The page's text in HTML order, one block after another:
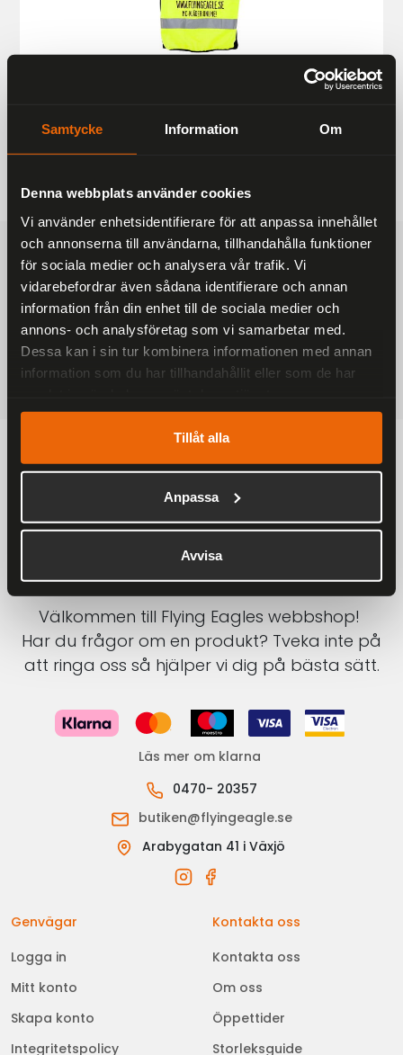
Samtycke Information Om
Denna webbplats använder cookies
Vi använder enhetsidentifierare för att anpassa innehållet
och annonserna till användarna, tillhandahålla funktioner
för sociala medier och analysera vår trafik. Vi
vidarebefordrar även sådana identifierare och annan
information från din enhet till de sociala medier och
annons- och analysföretag som vi samarbetar med.
Dessa kan i sin tur kombinera informationen med annan
information som du har tillhandahållit eller som de har
Tillåt alla
Anpassa
Avvisa
187 kr
249 kr
FRAKTFRITT
På alla ordrar över 2000 kr
1-3 DAGAR LEVERANS
Inom Sverige med DHL
SÄKRA BETALNINGAR
Betalkort, Klarna eller Swish
Välkommen till Flying Eagles webbshop!
Har du frågor om en produkt? Tveka inte på
att ringa oss så hjälper vi dig på bästa sätt.
Läs mer om klarna
0470- 20357
butiken@flyingeagle.se
Arabygatan 41 i Växjö
Genvägar
Logga in
Mitt konto
Skapa konto
Integritetspolicy
Kontakta oss
Kontakta oss
Om oss
Öppettider
Storleksguide